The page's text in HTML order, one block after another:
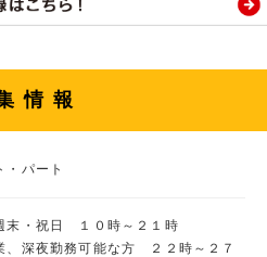
情報
・パート
末・祝日 １０時～２１時
、深夜勤務可能な方 ２２時～２７